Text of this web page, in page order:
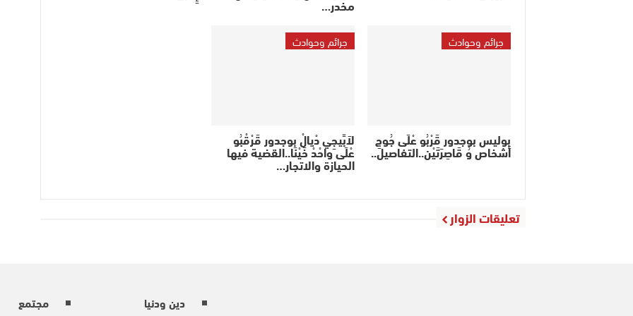
مخدر…
جرائم وحوادث
بوليس بوجدور قَرْبُو عْلَى جُوجِ
أشخاص وُ قَاصِرَتَيْن..التفاصيل..
جرائم وحوادث
لاَبِّيجِي دْيالْ بوجدور قَرْقْبُو
عْلَى واحْدْ خَيْنَا..القضية فيها
الحيازة والاتجار…
تعليقات الزوار
دين ودنيا
مجتمع